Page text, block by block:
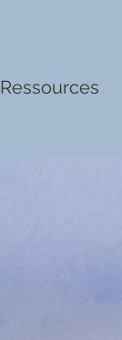
Ressources